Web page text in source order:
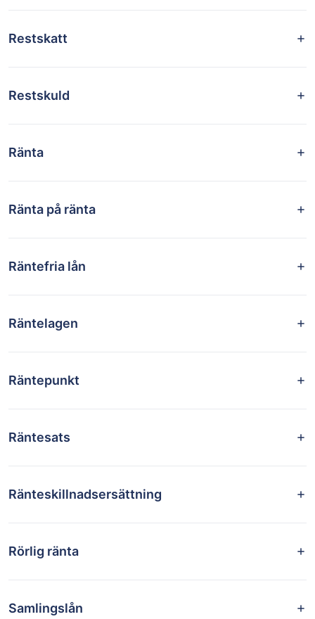
Restskatt
Restskuld
Ränta
Ränta på ränta
Räntefria lån
Räntelagen
Räntepunkt
Räntesats
Ränteskillnadsersättning
Rörlig ränta
Samlingslån